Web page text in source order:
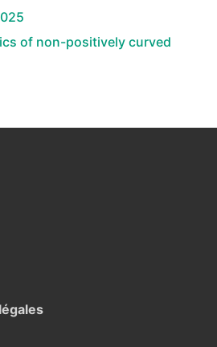
of non-positively curved